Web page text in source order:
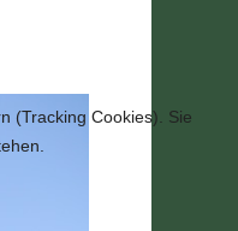
(Tracking Cookies). Sie